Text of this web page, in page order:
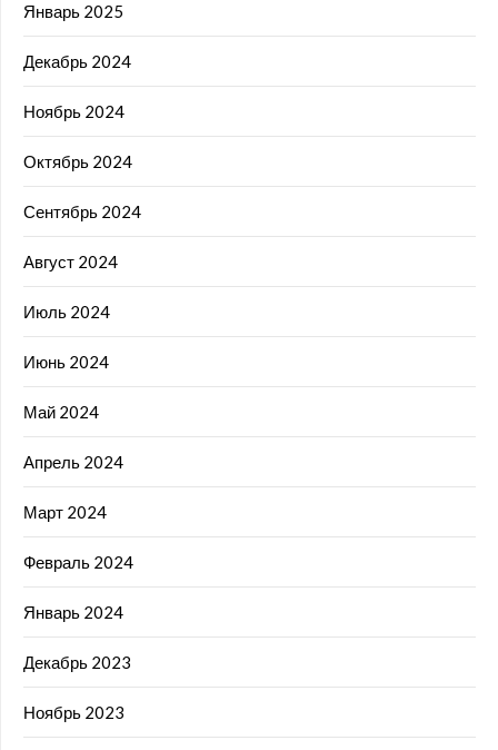
Январь 2025
Декабрь 2024
Ноябрь 2024
Октябрь 2024
Сентябрь 2024
Август 2024
Июль 2024
Июнь 2024
Май 2024
Апрель 2024
Март 2024
Февраль 2024
Январь 2024
Декабрь 2023
Ноябрь 2023